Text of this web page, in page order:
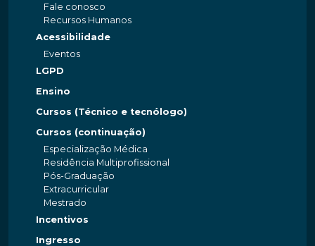
Fale conosco
Recursos Humanos
Acessibilidade
Eventos
LGPD
Ensino
Cursos (Técnico e tecnólogo)
Cursos (continuação)
Especialização Médica
Residência Multiprofissional
Pós-Graduação
Extracurricular
Mestrado
Incentivos
Ingresso